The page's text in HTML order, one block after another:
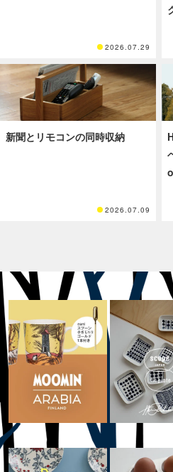
2026.07.29
新聞とリモコンの同時収納
2026.07.09